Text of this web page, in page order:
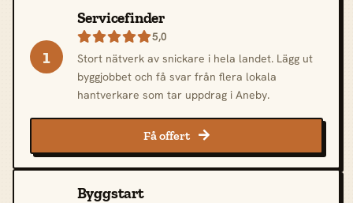
1
Servicefinder
5,0
Stort nätverk av snickare i hela landet. Lägg ut
byggjobbet och få svar från flera lokala
hantverkare som tar uppdrag i Aneby.
Få offert 
Byggstart